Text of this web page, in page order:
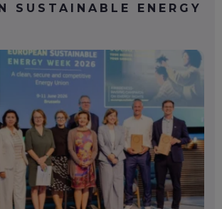
SUSTAINABLE ENERGY